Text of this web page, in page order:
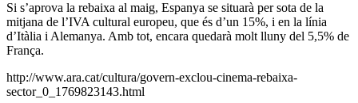
Si s’aprova la rebaixa al maig, Espanya se situarà per sota de la
mitjana de l’IVA cultural europeu, que és d’un 15%, i en la línia
d’Itàlia i Alemanya. Amb tot, encara quedarà molt lluny del 5,5% de
França.
http://www.ara.cat/cultura/govern-exclou-cinema-rebaixa-
sector_0_1769823143.html